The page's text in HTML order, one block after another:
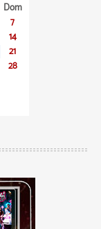
Dom
7
14
21
28